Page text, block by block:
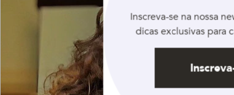
Inscreva-se na nossa
dicas exclusivas para